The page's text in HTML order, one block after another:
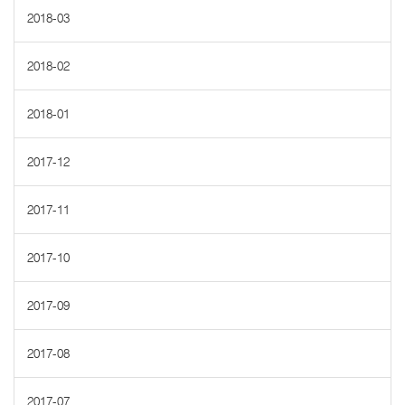
2018-03
2018-02
2018-01
2017-12
2017-11
2017-10
2017-09
2017-08
2017-07